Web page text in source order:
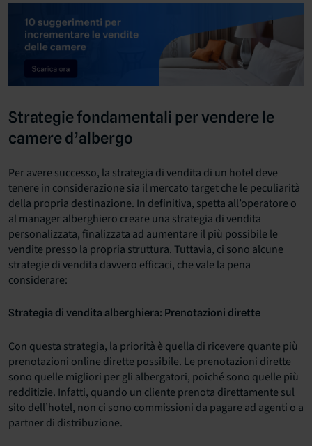
Strategie fondamentali per vendere le
camere d’albergo
Per avere successo, la strategia di vendita di un hotel deve
tenere in considerazione sia il mercato target che le peculiarità
della propria destinazione. In definitiva, spetta all’operatore o
al manager alberghiero creare una strategia di vendita
personalizzata, finalizzata ad aumentare il più possibile le
vendite presso la propria struttura. Tuttavia, ci sono alcune
strategie di vendita davvero efficaci, che vale la pena
considerare:
Strategia di vendita alberghiera: Prenotazioni dirette
Con questa strategia, la priorità è quella di ricevere quante più
prenotazioni online dirette possibile. Le prenotazioni dirette
sono quelle migliori per gli albergatori, poiché sono quelle più
redditizie. Infatti, quando un cliente prenota direttamente sul
sito dell’hotel, non ci sono commissioni da pagare ad agenti o a
partner di distribuzione.